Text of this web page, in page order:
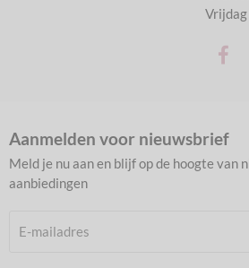
Aanmelden voor nieuwsbrief
Meld je nu aan en blijf op de hoogte van
aanbiedingen